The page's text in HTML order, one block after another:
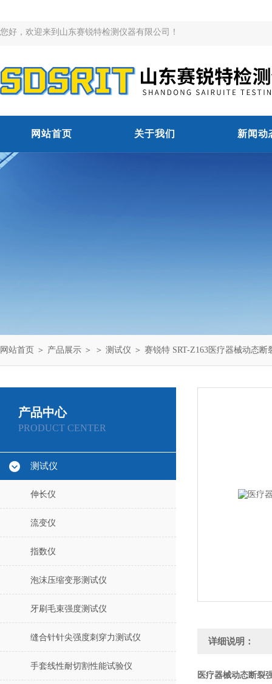
您好，欢迎来到山东赛锐特检测仪器有限公司！
网站首页 关于我们 新闻动
网站首页 ＞ 产品展示 ＞ ＞ 测试仪 ＞ 赛锐特 SRT-Z163医疗器械动态
产品中心
PRODUCT CENTER
测试仪
伸长仪
流变仪
指数仪
泡沫压缩变形测试仪
牙刷毛束强度测试仪
缝合针针尖强度刺穿力测试仪
手套线性耐切割性能试验仪
详细说明：
医疗器械动态断裂